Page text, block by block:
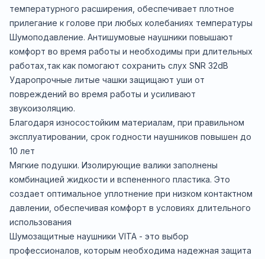
температурного расширения, обеспечивает плотное
прилегание к голове при любых колебаниях температуры
Шумоподавление. Антишумовые наушники повышают
комфорт во время работы и необходимы при длительных
работах,так как помогают сохранить слух SNR 32dB
Ударопрочные литые чашки защищают уши от
повреждений во время работы и усиливают
звукоизоляцию.
Благодаря износостойким материалам, при правильном
эксплуатировании, срок годности наушников повышен до
10 лет
Мягкие подушки. Изолирующие валики заполнены
комбинацией жидкости и вспененного пластика. Это
создает оптимальное уплотнение при низком контактном
давлении, обеспечивая комфорт в условиях длительного
использования
Шумозащитные наушники VITA - это выбор
профессионалов, которым необходима надежная защита